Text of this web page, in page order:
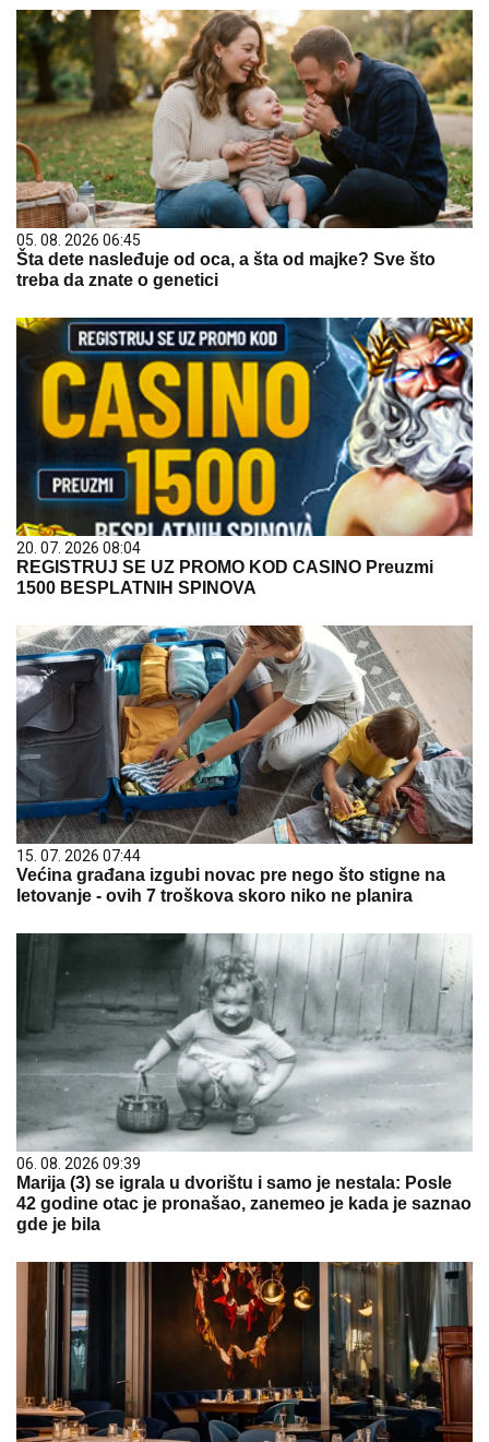
05. 08. 2026 06:45
Šta dete nasleđuje od oca, a šta od majke? Sve što
treba da znate o genetici
20. 07. 2026 08:04
REGISTRUJ SE UZ PROMO KOD CASINO Preuzmi
1500 BESPLATNIH SPINOVA
15. 07. 2026 07:44
Većina građana izgubi novac pre nego što stigne na
letovanje - ovih 7 troškova skoro niko ne planira
06. 08. 2026 09:39
Marija (3) se igrala u dvorištu i samo je nestala: Posle
42 godine otac je pronašao, zanemeo je kada je saznao
gde je bila